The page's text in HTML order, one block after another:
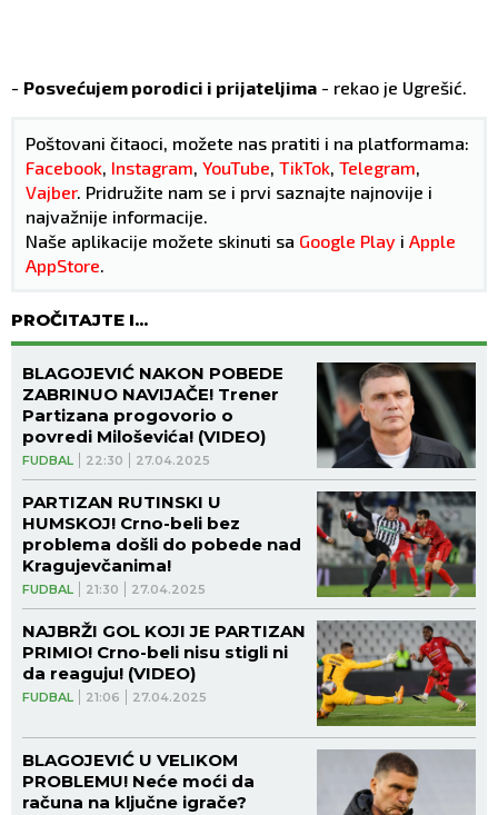
- Posvećujem porodici i prijateljima - rekao je Ugrešić.
Poštovani čitaoci, možete nas pratiti i na platformama:
Facebook Instagram YouTube TikTok Telegram
Vajber. Pridružite nam se i prvi saznajte najnovije i
najvažnije informacije.
Naše aplikacije možete skinuti sa Google Play i Apple
AppStore
PROČITAJTE I...
FUDBAL 22:30 27.04.2025
BLAGOJEVIĆ NAKON POBEDE
ZABRINUO NAVIJAČE! Trener
Partizana progovorio o
povredi Miloševića! (VIDEO)
FUDBAL 21:30 27.04.2025
PARTIZAN RUTINSKI U
HUMSKOJ! Crno-beli bez
problema došli do pobede nad
Kragujevčanima!
FUDBAL 21:06 27.04.2025
NAJBRŽI GOL KOJI JE PARTIZAN
PRIMIO! Crno-beli nisu stigli ni
da reaguju! (VIDEO)
BLAGOJEVIĆ U VELIKOM
PROBLEMU! Neće moći da
računa na ključne igrače?